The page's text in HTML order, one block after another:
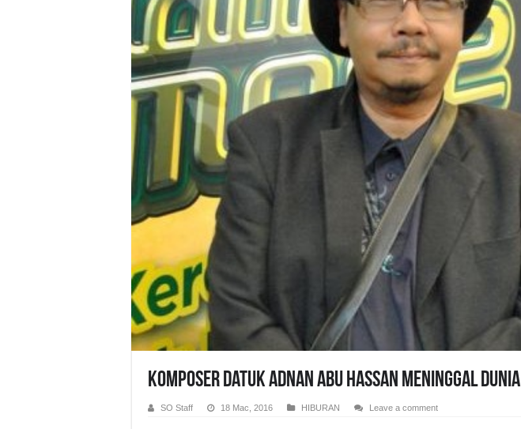
Komposer Datuk Adnan Abu Hassan Meninggal Dunia
SO Staff 18 Mac, 2016 HIBURAN Leave a comment